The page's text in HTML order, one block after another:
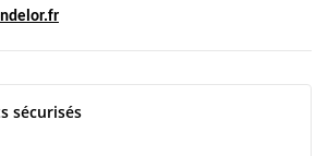
sécurisés